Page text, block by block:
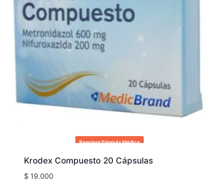
Requiere Fórmula Médica
Krodex Compuesto 20 Cápsulas
$19.000